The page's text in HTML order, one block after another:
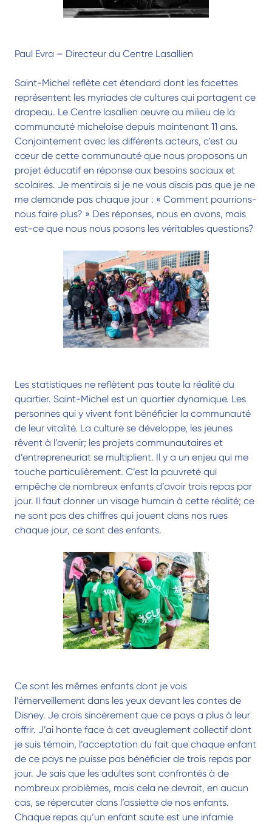
Paul Evra – Directeur du Centre Lasallien
Saint-Michel reflète cet étendard dont les facettes
représentent les myriades de cultures qui partagent ce
drapeau. Le Centre lasallien œuvre au milieu de la
communauté micheloise depuis maintenant 11 ans.
Conjointement avec les différents acteurs, c’est au
cœur de cette communauté que nous proposons un
projet éducatif en réponse aux besoins sociaux et
scolaires. Je mentirais si je ne vous disais pas que je ne
me demande pas chaque jour : « Comment pourrions-
nous faire plus? » Des réponses, nous en avons, mais
est-ce que nous nous posons les véritables questions?
Les statistiques ne reflètent pas toute la réalité du
quartier. Saint-Michel est un quartier dynamique. Les
personnes qui y vivent font bénéficier la communauté
de leur vitalité. La culture se développe, les jeunes
rêvent à l’avenir; les projets communautaires et
d’entrepreneuriat se multiplient. Il y a un enjeu qui me
touche particulièrement. C’est la pauvreté qui
empêche de nombreux enfants d’avoir trois repas par
jour. Il faut donner un visage humain à cette réalité; ce
ne sont pas des chiffres qui jouent dans nos rues
chaque jour, ce sont des enfants.
Ce sont les mêmes enfants dont je vois
l’émerveillement dans les yeux devant les contes de
Disney. Je crois sincèrement que ce pays a plus à leur
offrir. J’ai honte face à cet aveuglement collectif dont
je suis témoin, l’acceptation du fait que chaque enfant
de ce pays ne puisse pas bénéficier de trois repas par
jour. Je sais que les adultes sont confrontés à de
nombreux problèmes, mais cela ne devrait, en aucun
cas, se répercuter dans l’assiette de nos enfants.
Chaque repas qu’un enfant saute est une infamie